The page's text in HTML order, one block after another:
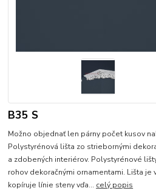
B35 S
Možno objednať len párny počet kusov
Polystyrénová lišta zo striebornými
a zdobených interiérov. Polystyrénové
rohov dekoračnými ornamentami. Lišta
kopíruje línie steny vďa... celý popis